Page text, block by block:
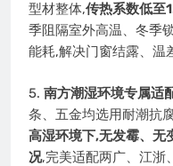
型材整体,传热系数低至
季阻隔室外高温、冬季
能耗,解决门窗结露、温
5. 南方潮湿环境专属适
条、五金均选用耐潮抗
高湿环境下,无发霉、无
况,完美适配两广、江浙